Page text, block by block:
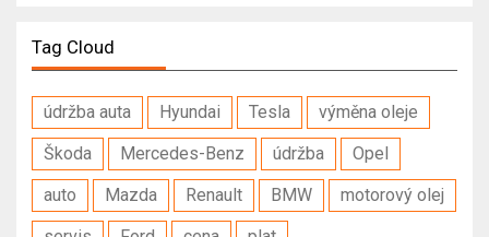
Tag Cloud
údržba auta Hyundai Tesla
výměna oleje
Škoda
Mercedes-Benz údržba
Opel
auto
Mazda Renault BMW
motorový olej